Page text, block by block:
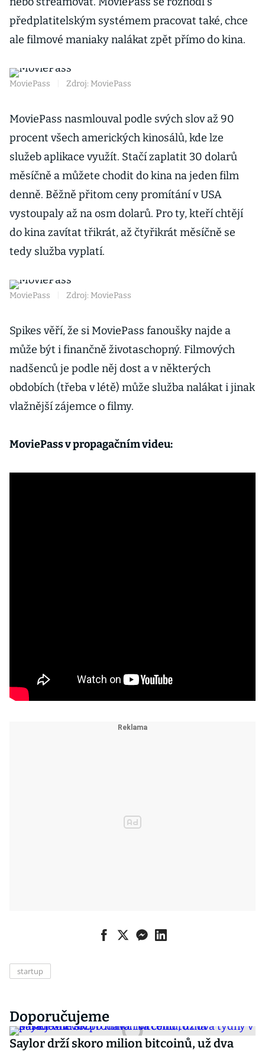
předplatitelským systémem pracovat také, chce
ale filmové maniaky nalákat zpět přímo do kina.
MoviePass Zdroj: MoviePass
MoviePass nasmlouval podle svých slov až 90
procent všech amerických kinosálů, kde lze
služeb aplikace využít. Stačí zaplatit 30 dolarů
měsíčně a můžete chodit do kina na jeden film
denně. Běžně přitom ceny promítání v USA
vystoupaly až na osm dolarů. Pro ty, kteří chtějí
do kina zavítat třikrát, až čtyřikrát měsíčně se
tedy služba vyplatí.
MoviePass Zdroj: MoviePass
Spikes věří, že si MoviePass fanoušky najde a
může být i finančně životaschopný. Filmových
nadšenců je podle něj dost a v některých
obdobích (třeba v létě) může služba nalákat i jinak
vlažnější zájemce o filmy.
MoviePass v propagačním videu:
startup
Doporučujeme
Saylor drží skoro milion bitcoinů, už dva